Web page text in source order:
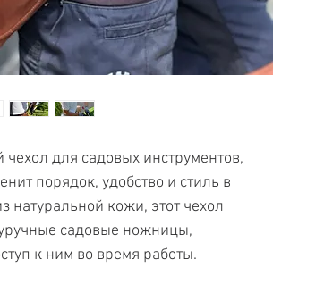
для садовых инструментов,
порядок, удобство и стиль в
натуральной кожи, этот чехол
садовые ножницы,
к ним во время работы.